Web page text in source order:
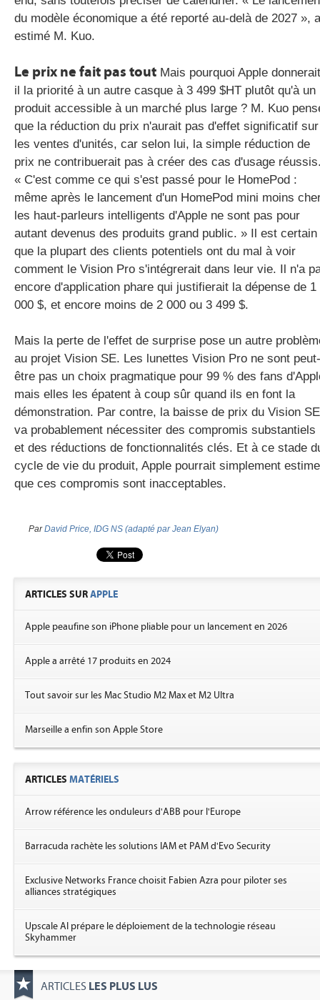
du modèle économique a été reporté au-delà de 2027 », a
estimé M. Kuo.
Le prix ne fait pas tout Mais pourquoi Apple
il la priorité à un autre casque à 3 499 $HT plutôt qu'à un
produit accessible à un marché plus large ? M. Kuo
que la réduction du prix n'aurait pas d'effet significatif sur
les ventes d'unités, car selon lui, la simple réduction de
prix ne contribuerait pas à créer des cas d'usage
« C'est comme ce qui s'est passé pour le HomePod :
même après le lancement d'un HomePod mini moins
les haut-parleurs intelligents d'Apple ne sont pas pour
autant devenus des produits grand public. » Il est certain
que la plupart des clients potentiels ont du mal à voir
comment le Vision Pro s'intégrerait dans leur vie. Il n'a
encore d'application phare qui justifierait la dépense de 1
000 $, et encore moins de 2 000 ou 3 499 $.
Mais la perte de l'effet de surprise pose un autre
au projet Vision SE. Les lunettes Vision Pro ne sont peut-
être pas un choix pragmatique pour 99 % des fans
mais elles les épatent à coup sûr quand ils en font la
démonstration. Par contre, la baisse de prix du Vision SE
va probablement nécessiter des compromis substantiels
et des réductions de fonctionnalités clés. Et à ce stade
cycle de vie du produit, Apple pourrait simplement
que ces compromis sont inacceptables.
ParDavid Price, IDG NS (adapté par Jean Elyan)
ARTICLES SURAPPLE
Apple peaufine son iPhone pliable pour un lancement en 2026
Apple a arrêté 17 produits en 2024
Tout savoir sur les Mac Studio M2 Max et M2 Ultra
Marseille a enfin son Apple Store
ARTICLES MATÉRIELS
Arrow référence les onduleurs d'ABB pour l'Europe
Barracuda rachète les solutions IAM et PAM d'Evo Security
Exclusive Networks France choisit Fabien Azra pour piloter ses
alliances stratégiques
Upscale AI prépare le déploiement de la technologie réseau
Skyhammer
ARTICLES LES PLUS LUS